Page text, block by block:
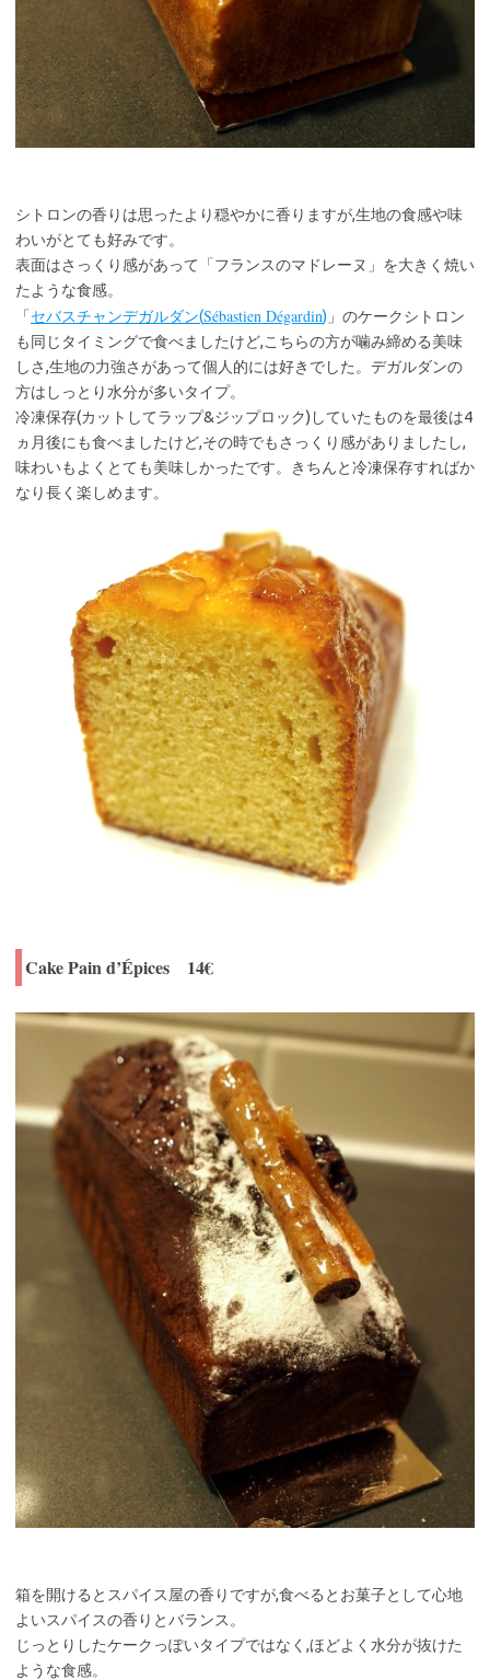
シトロンの香りは思ったより穏やかに香りますが,生地の食感や味
わいがとても好みです。
表面はさっくり感があって「フランスのマドレーヌ」を大きく焼い
たような食感。
「セバスチャンデガルダン(Sébastien Dégardin) 」のケークシトロン
も同じタイミングで食べましたけど,こちらの方が噛み締める美味
しさ,生地の力強さがあって個人的には好きでした。デガルダンの
方はしっとり水分が多いタイプ。
冷凍保存(カットしてラップ&ジップロック)していたものを最後は4
ヵ月後にも食べましたけど,その時でもさっくり感がありましたし,
味わいもよくとても美味しかったです。きちんと冷凍保存すればか
なり長く楽しめます。
Cake Pain d’Épices 14€
箱を開けるとスパイス屋の香りですが,食べるとお菓子として心地
よいスパイスの香りとバランス。
じっとりしたケークっぽいタイプではなく,ほどよく水分が抜けた
ような食感。